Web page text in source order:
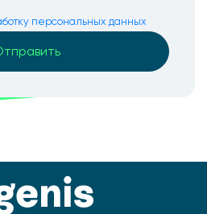
персональных данных